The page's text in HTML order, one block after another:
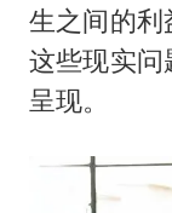
生之间的
这些现实
呈现。